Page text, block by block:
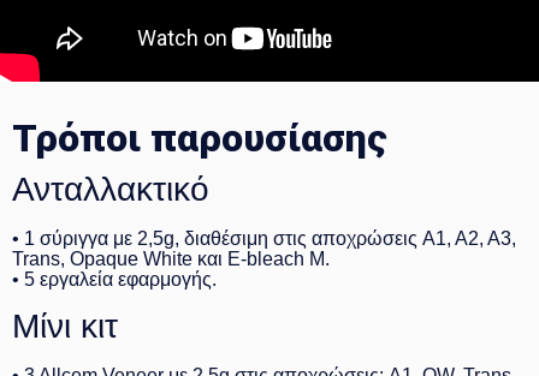
Τρόποι παρουσίασης
Ανταλλακτικό
• 1 σύριγγα με 2,5g, διαθέσιμη στις αποχρώσεις A1, A2, A3,
Trans, Opaque White και E-bleach M.
• 5 εργαλεία εφαρμογής.
Μίνι κιτ